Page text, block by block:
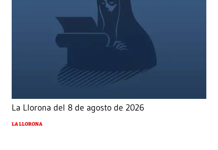
La Llorona del 8 de agosto de 2026
LA LLORONA